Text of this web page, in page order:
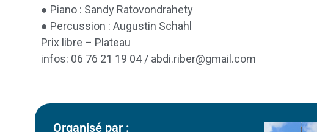
● Piano : Sandy Ratovondrahety
● Percussion : Augustin Schahl
Prix libre – Plateau
infos: 06 76 21 19 04 / abdi.riber@gmail.com
Organisé par :